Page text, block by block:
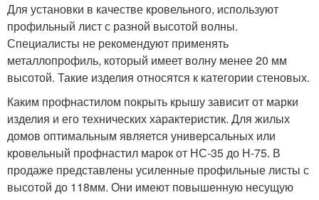
Для установки в качестве кровельного, используют
профильный лист с разной высотой волны.
Специалисты не рекомендуют применять
металлопрофиль, который имеет волну менее 20 мм
высотой. Такие изделия относятся к категории стеновых.
Каким профнастилом покрыть крышу зависит от марки
изделия и его технических характеристик. Для жилых
домов оптимальным является универсальных или
кровельный профнастил марок от НС-35 до Н-75. В
продаже представлены усиленные профильные листы с
высотой до 118мм. Они имеют повышенную несущую